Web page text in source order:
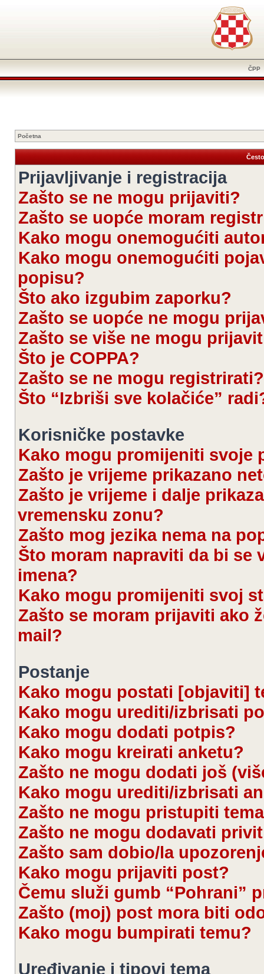
ČPP
Početna
Prijavljivanje i registracija
Zašto se ne mogu prijaviti?
Zašto se uopće moram
Kako mogu onemogućiti
Kako mogu onemogućiti
popisu?
Što ako izgubim zaporku?
Zašto se uopće ne mogu
Zašto se više ne mogu
Što je COPPA?
Zašto se ne mogu registrirati?
Što “Izbriši sve kolačiće”
Korisničke postavke
Kako mogu promijeniti svoje
Zašto je vrijeme prikazano
Zašto je vrijeme i dalje
vremensku zonu?
Zašto mog jezika nema na
Što moram napraviti da bi
imena?
Kako mogu promijeniti svoj
Zašto se moram prijaviti ako
mail?
Postanje
Kako mogu postati [objaviti]
Kako mogu urediti/izbrisati
Kako mogu dodati potpis?
Kako mogu kreirati anketu?
Zašto ne mogu dodati još
Kako mogu urediti/izbrisati
Zašto ne mogu pristupiti
Zašto ne mogu dodavati
Zašto sam dobio/la
Kako mogu prijaviti post?
Čemu služi gumb “Pohrani”
Zašto (moj) post mora biti
Kako mogu bumpirati temu?
Uređivanje i tipovi tema